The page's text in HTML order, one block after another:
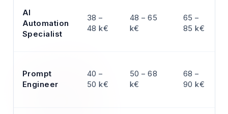
AI
Automation
Specialist
38 –
48 k€
48 – 65
k€
65 –
85 k€
Prompt
Engineer
40 –
50 k€
50 – 68
k€
68 –
90 k€